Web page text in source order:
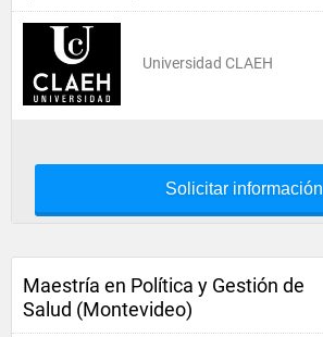
Universidad CLAEH
Solicitar información
Maestría en Política y Gestión de
Salud (Montevideo)